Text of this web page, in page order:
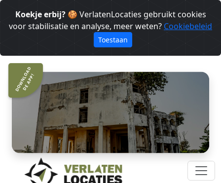
Koekje erbij?🍪 VerlatenLocaties gebruikt cookies
voor stabilisatie en analyse, meer weten? Cookiebeleid
Toestaan
DOWNLOAD
DE APP!